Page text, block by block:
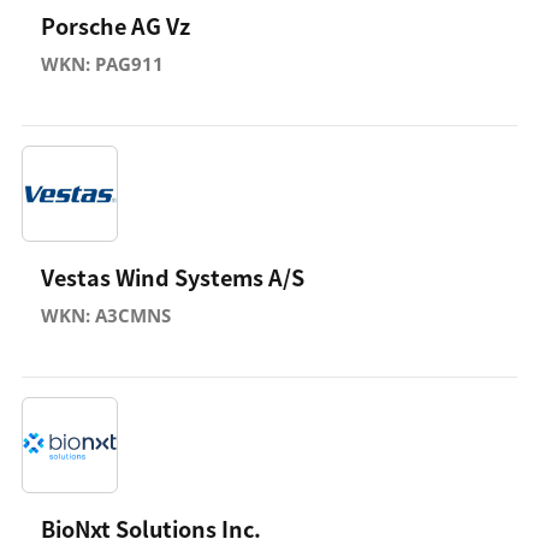
Porsche AG Vz
WKN: PAG911
Vestas Wind Systems A/S
WKN: A3CMNS
BioNxt Solutions Inc.